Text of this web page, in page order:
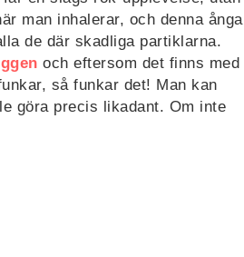
man inhalerar, och denna ånga
de där skadliga partiklarna.
och eftersom det finns med
så funkar det! Man kan
göra precis likadant. Om inte